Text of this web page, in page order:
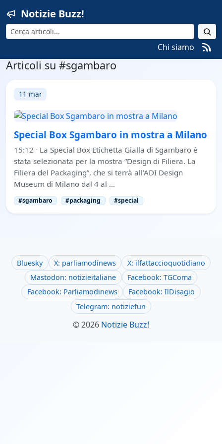
Notizie Buzz!
Cerca
Chi siamo
Articoli su #sgambaro
11 mar
Special Box Sgambaro in mostra a Milano
15:12 · La Special Box Etichetta Gialla di Sgambaro è
stata selezionata per la mostra “Design di Filiera. La
Filiera del Packaging”, che si terrà all’ADI Design
Museum di Milano dal 4 al …
#sgambaro #packaging #special
Bluesky X: parliamodinews
X: ilfattaccioquotidiano
Mastodon: notizieitaliane
Facebook: TGComa
Facebook: Parliamodinews
Facebook: IlDisagio
Telegram: notiziefun
© 2026 Notizie Buzz!